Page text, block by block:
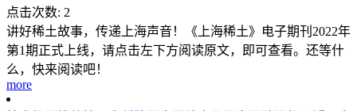
点击次数: 2
讲好稀土故事，传递上海声音！《上海稀土》电子期刊2022年
第1期正式上线，请点击左下方阅读原文，即可查看。还等什
么，快来阅读吧！
more